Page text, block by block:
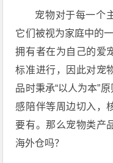
宠物对于每一个
它们被视为家庭中的
拥有者在为自己的爱
标准进行，因此对宠
品时秉承“以人为本”
感陪伴等周边切入，
要有。那么宠物类产
海外仓吗？